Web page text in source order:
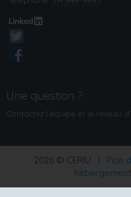
Une question ?
Contactez l'équipe et le réseau
2026 © CERIU | Plan